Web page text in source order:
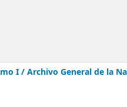
I /Archivo General de la